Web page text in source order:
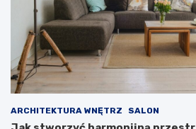
ARCHITEKTURA WNĘTRZ SALON